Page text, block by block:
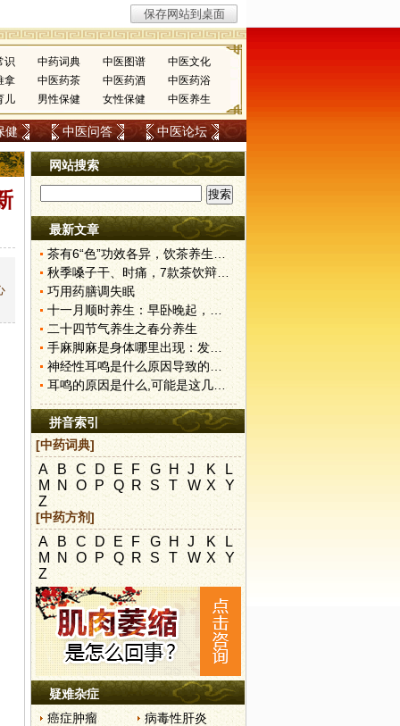
识 中药词典 中医图谱
中医文化
拿
中医药茶 中医药酒
中医药浴
儿
男性保健 女性保健 中医养生
健 中医问答 中医论坛
网站搜索
最新文章
茶有6“色”功效各异，饮茶养生寒温有宜忌
秋季嗓子干、时痛，7款茶饮辩证用
巧用药膳调失眠
十一月顺时养生：早卧晚起，保护阳气
二十四节气养生之春分养生
手麻脚麻是身体哪里出现：发育迟缓与岁月轻叹中——肾合jjn
神经性耳鸣是什么原因导致的？上热下寒、肾合jjn，中元节
耳鸣的原因是什么,可能是这几个原因导致——深入探索耳鸣的根源与防治
拼音索引
[中药词典]
A B C D E F G H J K
L
M N O P Q R S T W X
Y
Z
[中药方剂]
A B C D E F G H J K
L
M N O P Q R S T W X
Y
Z
疑难杂症
癌症肿瘤
病毒性肝炎